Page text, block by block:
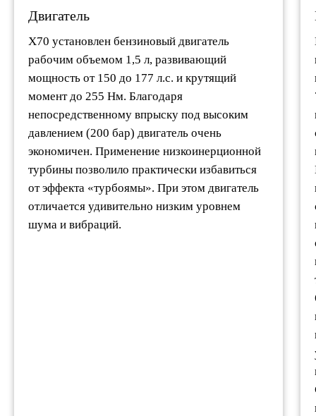
Двигатель
X70 установлен бензиновый двигатель
рабочим объемом 1,5 л, развивающий
мощность от 150 до 177 л.с. и крутящий
момент до 255 Нм. Благодаря
непосредственному впрыску под высоким
давлением (200 бар) двигатель очень
экономичен. Применение низкоинерционной
турбины позволило практически избавиться
от эффекта «турбоямы». При этом двигатель
отличается удивительно низким уровнем
шума и вибраций.